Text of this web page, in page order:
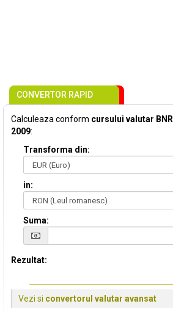
CONVERTOR RAPID
Calculeaza conform cursului valutar BNR
2009:
Transforma din:
in:
Suma:
Rezultat:
Vezi si convertorul valutar avansat